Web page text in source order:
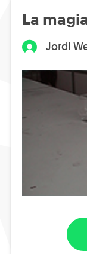
La
Jordi